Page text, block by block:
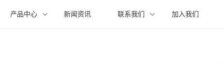
产品中心 新闻资讯 联系我们 加入我们